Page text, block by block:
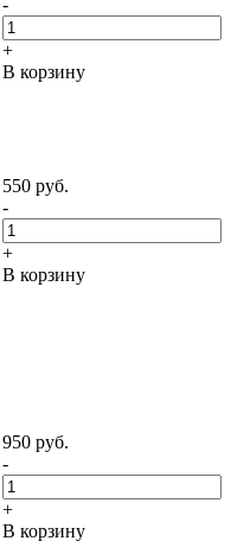
+
В корзину
550 руб.
-
+
В корзину
950 руб.
-
+
В корзину